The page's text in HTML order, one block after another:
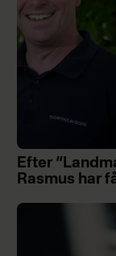
Efter
Rasmus har